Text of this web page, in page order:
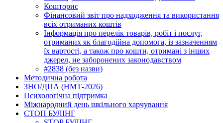
Кошторис
Фінансовий звіт про надходження та використання
всіх отриманих коштів
Інформація про перелік товарів, робіт і послуг,
отриманих як благодійна допомога, із зазначенням
їх вартості, а також про кошти, отримані з інших
джерел, не заборонених законодавством
#2838 (без назви)
Методична робота
ЗНО/ДПА (НМТ-2026)
Психологічна підтримка
Міжнародний день шкільного харчування
СТОП БУЛІНГ